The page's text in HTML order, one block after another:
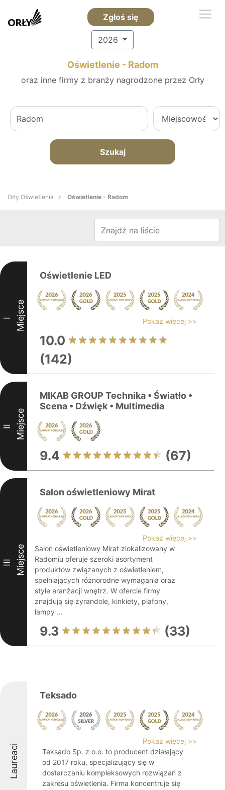
Zgłoś się
2026
Oświetlenie - Radom
oraz inne firmy z branży nagrodzone przez Orły
Szukaj
Orły Oświetlenia Oświetlenie - Radom
I Miejsce
Oświetlenie LED
Pokaż więcej >>
10.0
(142)
II Miejsce
MIKAB GROUP Technika • Światło •
Scena • Dźwięk • Multimedia
9.4 (67)
III Miejsce
Salon oświetleniowy Mirat
Pokaż więcej >>
Salon oświetleniowy Mirat zlokalizowany w
Radomiu oferuje szeroki asortyment
produktów związanych z oświetleniem,
spełniających różnorodne wymagania oraz
style aranżacji wnętrz. W ofercie firmy
znajdują się żyrandole, kinkiety, plafony,
lampy ...
9.3 (33)
Laureaci
Teksado
Pokaż więcej >>
Teksado Sp. z o.o. to producent działający
od 2017 roku, specjalizujący się w
dostarczaniu kompleksowych rozwiązań z
zakresu oświetlenia. Firma koncentruje się